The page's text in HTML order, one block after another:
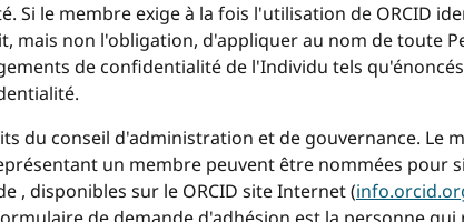
Si le membre exige à la fois l'utilisation de ORCID
mais non l'obligation, d'appliquer au nom de toute
de confidentialité de l'Individu tels
du conseil d'administration et de gouvernance. Le
un membre peuvent être nommées pour
, disponibles sur le ORCID site Internet (